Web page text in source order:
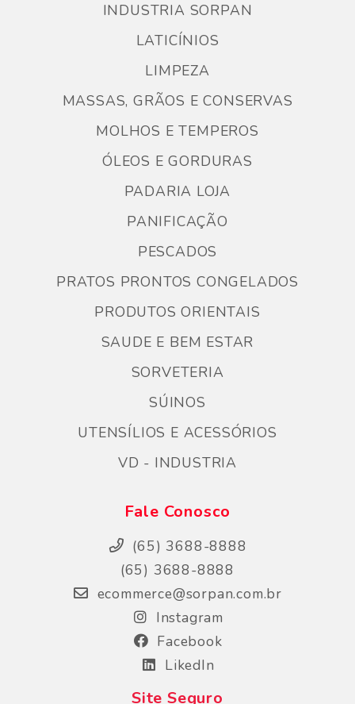
INDUSTRIA SORPAN
LATICÍNIOS
LIMPEZA
MASSAS, GRÃOS E CONSERVAS
MOLHOS E TEMPEROS
ÓLEOS E GORDURAS
PADARIA LOJA
PANIFICAÇÃO
PESCADOS
PRATOS PRONTOS CONGELADOS
PRODUTOS ORIENTAIS
SAUDE E BEM ESTAR
SORVETERIA
SÚINOS
UTENSÍLIOS E ACESSÓRIOS
VD - INDUSTRIA
Fale Conosco
(65) 3688-8888
(65) 3688-8888
ecommerce@sorpan.com.br
Instagram
Facebook
LikedIn
Site Seguro